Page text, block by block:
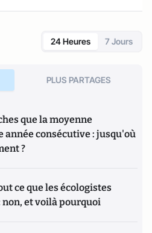
24 Heures 7 Jours
PLUS PARTAGES
que la moyenne
année consécutive : jusqu'où
?
ce que les écologistes
et voilà pourquoi